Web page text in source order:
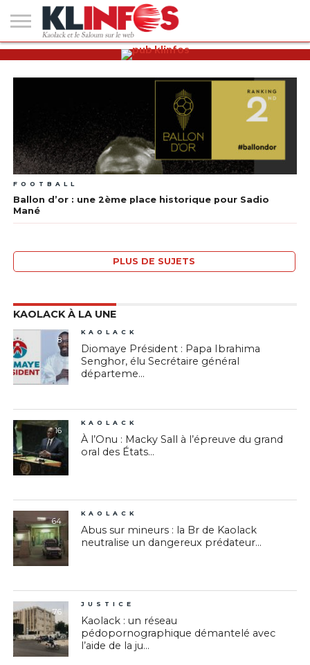
#2
(PAS
TITRE)
KAOLACK
POLITIQUE
ECONOMIE
SOCIÉTÉ
CULTURE
PEOPLE
SPORT
SANTÉ
AFRIQUE
INTERNATIONAL
EMPLOI &
FOOTBALL
Ballon d’or : une 2ème place historique pour Sadio
Mané
PLUS DE SUJETS
KAOLACK À LA UNE
8
KAOLACK
Diomaye Président : Papa Ibrahima
Senghor, élu Secrétaire général
départeme...
16
KAOLACK
À l’Onu : Macky Sall à l’épreuve du grand
oral des États...
64
KAOLACK
Abus sur mineurs : la Br de Kaolack
neutralise un dangereux prédateur...
76
JUSTICE
Kaolack : un réseau
pédopornographique démantelé avec
l’aide de la ju...